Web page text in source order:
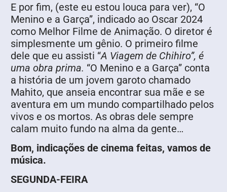
E por fim, (este eu estou louca para ver), “O
Menino e a Garça”, indicado ao Oscar 2024
como Melhor Filme de Animação. O diretor é
simplesmente um gênio. O primeiro filme
dele que eu assisti “A Viagem de Chihiro”, é
uma obra prima. “O Menino e a Garça” conta
a história de um jovem garoto chamado
Mahito, que anseia encontrar sua mãe e se
aventura em um mundo compartilhado pelos
vivos e os mortos. As obras dele sempre
calam muito fundo na alma da gente…
Bom, indicações de cinema feitas, vamos de
música.
SEGUNDA-FEIRA